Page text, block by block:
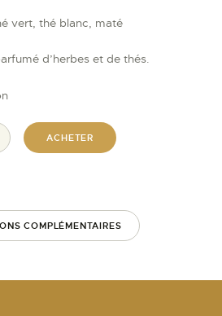
vert, thé blanc, maté
d’herbes et de thés.
ACHETER
COMPLÉMENTAIRES